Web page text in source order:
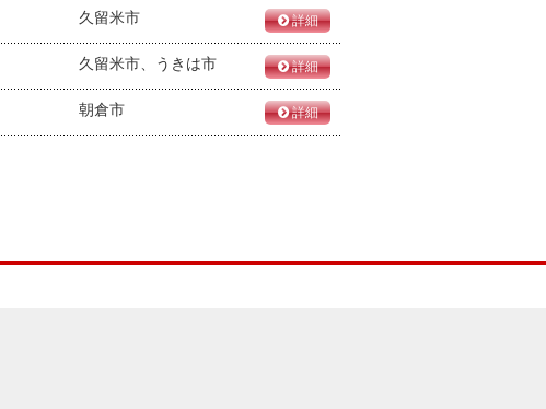
久留米市 詳細
久留米市、うきは市 詳細
朝倉市 詳細